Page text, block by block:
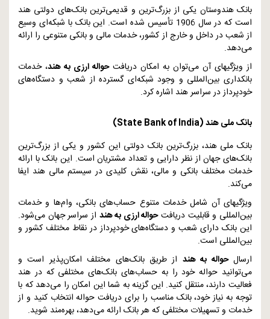
بانک هندوستان یکی از بزرگ‌ترین و قدیمی‌ترین بانک‌های دولتی هند
است که در سال 1906 تأسیس شده است. این بانک با شبکه‌ای وسیع
از شعب در داخل و خارج از کشور، خدمات مالی و بانکی متنوعی را ارائه
می‌دهد.
از ویژگیهای آن می‌توان به امکان دریافتحواله ارزی به هند، خدمات
بانکداری بین‌المللی و وجود شبکه‌ای گسترده از شعب و دستگاه‌های
خودپرداز در سراسر هند اشاره کرد.
بانک ملی هند (State Bank of India
)
بانک ملی هند، بزرگ‌ترین بانک دولتی این کشور و یکی از بزرگ‌ترین
بانک‌های جهان از نظر دارایی و تعداد مشتریان است. این بانک با ارائه
خدمات مختلف بانکی و مالی، نقش کلیدی در سیستم مالی هند ایفا
می‌کند.
ویژگیهای آن شامل خدمات متنوع حساب‌های بانکی، وام‌ها و خدمات
بین‌المللی و قابلیت دریافتحواله ارزی به هند از سراسر جهان می‌شود.
این بانک دارای شعب و دستگاه‌های خودپرداز در نقاط مختلف کشور و
بین‌المللی است.
ارسالحواله به هند از طریق بانک‌های مختلف امکان‌پذیر است و
می‌توانید حواله خود را به حساب‌های بانک‌های مختلفی که در هند
فعالیت دارند، منتقل کنید. این گزینه به شما این امکان را می‌دهد که با
توجه به نیاز خود، بانک مناسب را برای دریافت حواله انتخاب کنید و از
خدمات و تسهیلات مختلفی که هر بانک ارائه می‌دهد، بهره‌مند شوید.